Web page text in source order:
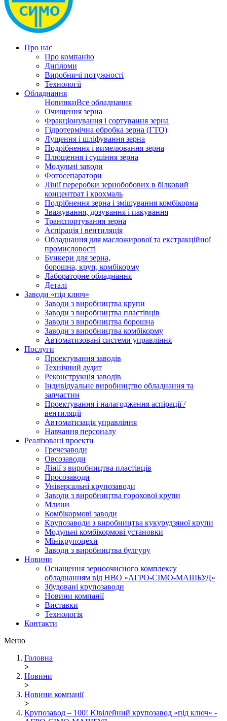
Про нас
Про компанію
Дипломи
Виробничі потужності
Технології
Обладнання
НовинкиВсе обладнання
Очищення зерна
Фракціонування і сортування зерна
Гідротермічна обробка зерна (ГТО)
Лущення і шліфування зерна
Подрібнення і вимелювання зерна
Плющення і сушіння зерна
Модульні заводи
Фотосепаратори
Лінії переробки зернобобових в білковий
концентрат і крохмаль
Подрібнення зерна і змішування комбікорма
Зважування, дозування і пакування
Транспортування зерна
Аспірація і вентиляція
Обладнання для масложирової та екстракційної
промисловості
Бункери для зерна,
борошна, круп, комбікорму
Лабораторне обладнання
Деталі
Заводи «під ключ»
Заводи з виробництва крупи
Заводи з виробництва пластівців
Заводи з виробництва борошна
Заводи з виробництва комбікорму
Автоматизовані системи управління
Послуги
Проектування заводів
Технічний аудит
Реконструкція заводів
Індивідуальне виробництво обладнання та
запчастин
Проектування і налагодження аспірації /
вентиляції
Автоматизація управління
Навчання персоналу
Реалізовані проекти
Гречезаводи
Овсозаводи
Лінії з виробництва пластівців
Просозаводи
Універсальні крупозаводи
Заводи з виробництва горохової крупи
Млини
Комбікормові заводи
Крупозаводи з виробництва кукурудзяної крупи
Модульні комбікормові установки
Мінікрупоцехи
Заводи з виробництва булгуру
Новини
Оснащення зерноочисного комплексу
обладнанням від НВО «АГРО-СІМО-МАШБУД»
Збудовані крупозаводи
Новини компанії
Виставки
Технологія
Контакти
Меню
Головна
>
Новини
>
Новини компанії
>
Крупозавод – 100! Ювілейний крупозавод «під ключ» -